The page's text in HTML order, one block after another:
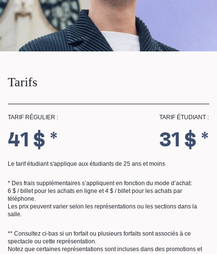
RECHERCHE
Tarifs
TARIF RÉGULIER :
41 $ *
TARIF ÉTUDIANT :
31 $ *
Le tarif étudiant s'applique aux étudiants de 25 ans et moins
* Des frais supplémentaires s’appliquent en fonction du mode d’achat:
6 $ / billet pour les achats en ligne et 4 $ / billet pour les achats par
téléphone.
Les prix peuvent varier selon les représentations ou les sections dans la
salle.
** Consultez ci-bas si un forfait ou plusieurs forfaits sont associés à ce
spectacle ou cette représentation.
Notez que certaines représentations sont incluses dans des promotions et